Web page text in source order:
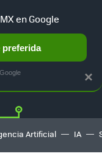
Twitter
Artificial IA
×
en Google
preferida